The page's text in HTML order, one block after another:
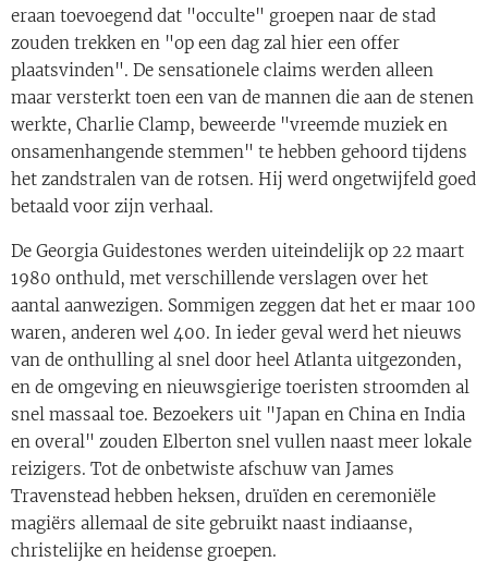
eraan toevoegend dat "occulte" groepen naar de stad
zouden trekken en "op een dag zal hier een offer
plaatsvinden". De sensationele claims werden alleen
maar versterkt toen een van de mannen die aan de stenen
werkte, Charlie Clamp, beweerde "vreemde muziek en
onsamenhangende stemmen" te hebben gehoord tijdens
het zandstralen van de rotsen. Hij werd ongetwijfeld goed
betaald voor zijn verhaal.
De Georgia Guidestones werden uiteindelijk op 22 maart
1980 onthuld, met verschillende verslagen over het
aantal aanwezigen. Sommigen zeggen dat het er maar 100
waren, anderen wel 400. In ieder geval werd het nieuws
van de onthulling al snel door heel Atlanta uitgezonden,
en de omgeving en nieuwsgierige toeristen stroomden al
snel massaal toe. Bezoekers uit "Japan en China en India
en overal" zouden Elberton snel vullen naast meer lokale
reizigers. Tot de onbetwiste afschuw van James
Travenstead hebben heksen, druïden en ceremoniële
magiërs allemaal de site gebruikt naast indiaanse,
christelijke en heidense groepen.